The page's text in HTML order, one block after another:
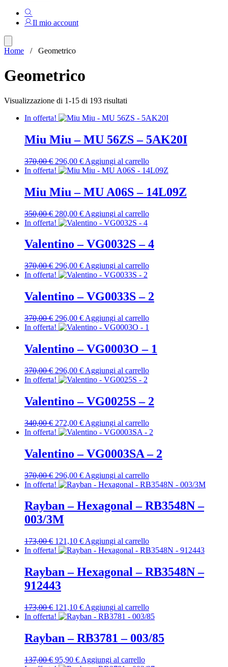
Il mio account
Home / Geometrico
Geometrico
Visualizzazione di 1-15 di 193 risultati
base
più
recente
In offerta!
Miu Miu – MU 56ZS – 5AK20I
370,00€ Il
prezzo
era:
370,00 €.
296,00 €Il
prezzo
è:
296,00 €.
Aggiungi al carrello
In offerta!
Miu Miu – MU A06S – 14L09Z
350,00€ Il
prezzo
era:
350,00 €.
280,00 €Il
prezzo
è:
280,00 €.
Aggiungi al carrello
In offerta!
Valentino – VG0032S – 4
370,00€ Il
prezzo
era:
370,00 €.
296,00 €Il
prezzo
è:
296,00 €.
Aggiungi al carrello
In offerta!
Valentino – VG0033S – 2
370,00€ Il
prezzo
era:
370,00 €.
296,00 €Il
prezzo
è:
296,00 €.
Aggiungi al carrello
In offerta!
Valentino – VG0003O – 1
370,00€ Il
prezzo
era:
370,00 €.
296,00 €Il
prezzo
è:
296,00 €.
Aggiungi al carrello
In offerta!
Valentino – VG0025S – 2
340,00€ Il
prezzo
era:
340,00 €.
272,00 €Il
prezzo
è:
272,00 €.
Aggiungi al carrello
In offerta!
Valentino – VG0003SA – 2
370,00€ Il
prezzo
era:
370,00 €.
296,00 €Il
prezzo
è:
296,00 €.
Aggiungi al carrello
In offerta!
Rayban – Hexagonal – RB3548N –
003/3M
173,00€ Il
prezzo
173,00 €.
121,10 €Il
prezzo
è:
121,10 €.
Aggiungi al carrello
In offerta!
Rayban – Hexagonal – RB3548N –
912443
173,00€ Il
prezzo
173,00 €.
121,10 €Il
prezzo
è:
121,10 €.
Aggiungi al carrello
In offerta!
Rayban – RB3781 – 003/85
137,00€ Il
95,90 €IlAggiungi al carrello